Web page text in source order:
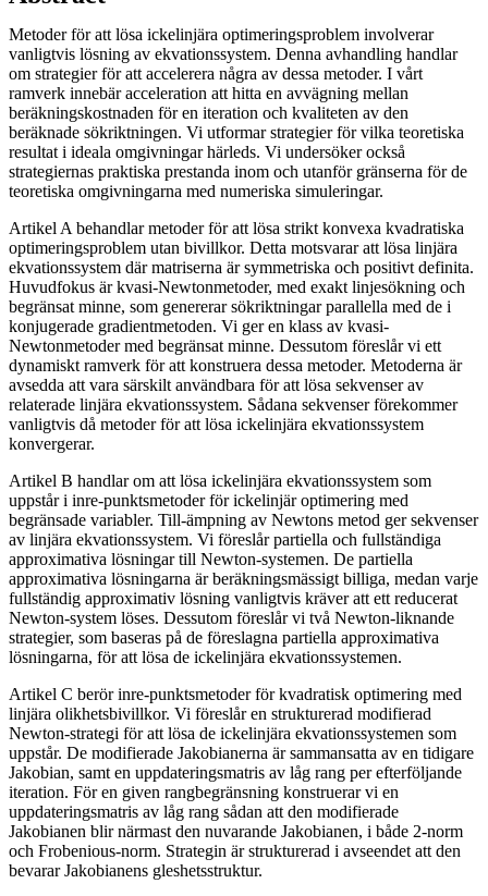
Metoder för att lösa ickelinjära optimeringsproblem involverar
vanligtvis lösning av ekvationssystem. Denna avhandling handlar
om strategier för att accelerera några av dessa metoder. I vårt
ramverk innebär acceleration att hitta en avvägning mellan
beräkningskostnaden för en iteration och kvaliteten av den
beräknade sökriktningen. Vi utformar strategier för vilka teoretiska
resultat i ideala omgivningar härleds. Vi undersöker också
strategiernas praktiska prestanda inom och utanför gränserna för de
teoretiska omgivningarna med numeriska simuleringar.
Artikel A behandlar metoder för att lösa strikt konvexa kvadratiska
optimeringsproblem utan bivillkor. Detta motsvarar att lösa linjära
ekvationssystem där matriserna är symmetriska och positivt definita.
Huvudfokus är kvasi-Newtonmetoder, med exakt linjesökning och
begränsat minne, som genererar sökriktningar parallella med de i
konjugerade gradientmetoden. Vi ger en klass av kvasi-
Newtonmetoder med begränsat minne. Dessutom föreslår vi ett
dynamiskt ramverk för att konstruera dessa metoder. Metoderna är
avsedda att vara särskilt användbara för att lösa sekvenser av
relaterade linjära ekvationssystem. Sådana sekvenser förekommer
vanligtvis då metoder för att lösa ickelinjära ekvationssystem
konvergerar.
Artikel B handlar om att lösa ickelinjära ekvationssystem som
uppstår i inre-punktsmetoder för ickelinjär optimering med
begränsade variabler. Till-ämpning av Newtons metod ger sekvenser
av linjära ekvationssystem. Vi föreslår partiella och fullständiga
approximativa lösningar till Newton-systemen. De partiella
approximativa lösningarna är beräkningsmässigt billiga, medan varje
fullständig approximativ lösning vanligtvis kräver att ett reducerat
Newton-system löses. Dessutom föreslår vi två Newton-liknande
strategier, som baseras på de föreslagna partiella approximativa
lösningarna, för att lösa de ickelinjära ekvationssystemen.
Artikel C berör inre-punktsmetoder för kvadratisk optimering med
linjära olikhetsbivillkor. Vi föreslår en strukturerad modifierad
Newton-strategi för att lösa de ickelinjära ekvationssystemen som
uppstår. De modifierade Jakobianerna är sammansatta av en tidigare
Jakobian, samt en uppdateringsmatris av låg rang per efterföljande
iteration. För en given rangbegränsning konstruerar vi en
uppdateringsmatris av låg rang sådan att den modifierade
Jakobianen blir närmast den nuvarande Jakobianen, i både 2-norm
och Frobenious-norm. Strategin är strukturerad i avseendet att den
bevarar Jakobianens gleshetsstruktur.